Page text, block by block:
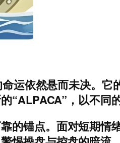
运依然悬而未决。
“ALPACA”，以不同
的锚点。面对短期